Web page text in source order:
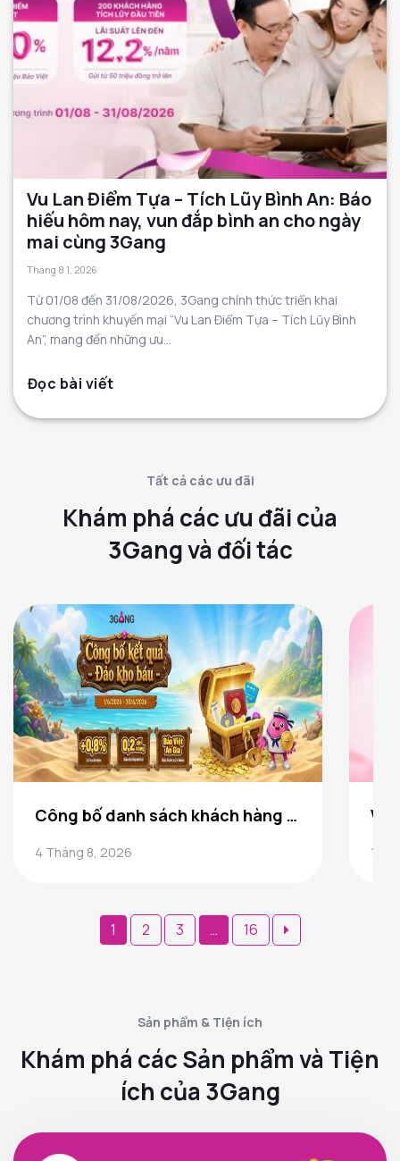
Vu Lan Điểm Tựa – Tích Lũy Bình An: Báo
hiếu hôm nay, vun đắp bình an cho ngày
mai cùng 3Gang
Tháng 8 1, 2026
Từ 01/08 đến 31/08/2026, 3Gang chính thức triển khai
chương trình khuyến mại “Vu Lan Điểm Tựa – Tích Lũy Bình
An”, mang đến những ưu...
Đọc bài viết
Tất cả các ưu đãi
Khám phá các ưu đãi của
3Gang và đối tác
Công bố danh sách khách hàng trúng thưởng Game ” Đảo Kho Báu” 3Gang
4 Tháng 8, 2026 1
Phân
trang
1 2 3 … 16
Sản phẩm & Tiện ích
Khám phá các Sản phẩm và Tiện
ích của 3Gang